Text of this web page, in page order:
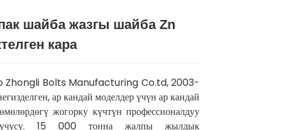
Loading...
Loading...
шайба жазгы шайба Zn
кара
Zhongli Bolts Manufacturing Co.td, 2003-
ар кандай моделдер үчүн ар кандай
жогорку күчтүн профессионалдуу
15 000 тонна жалпы жылдык